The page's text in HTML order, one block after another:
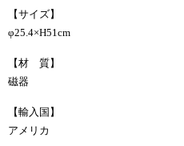
【サイズ】
φ25.4×H51cm
【材 質】
磁器
【輸入国】
アメリカ